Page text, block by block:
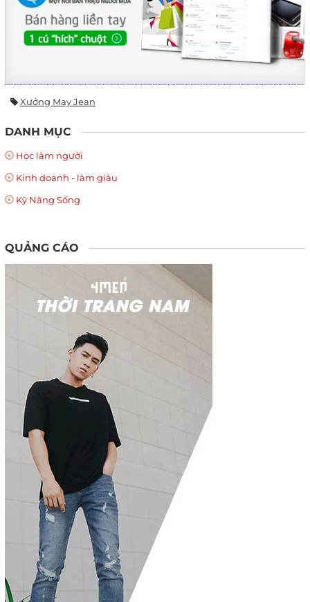
Xưởng May Jean
DANH MỤC
Học làm người
Kinh doanh - làm giàu
Kỹ Năng Sống
QUẢNG CÁO